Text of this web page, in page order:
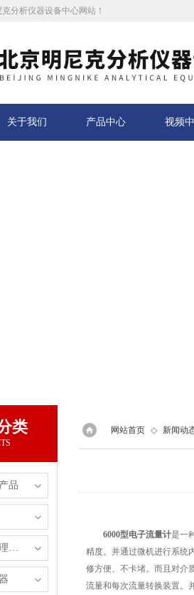
分析仪器设备中心网站！
关于我们 产品中心 视频
类
品
明尼克色谱预处理自主产品
网站首页 ◇ 新闻动
6000型电子流量计是一
精度。并通过微机进行系统
修方便、不卡堵。而且对介
流量和每次流量转换装置。